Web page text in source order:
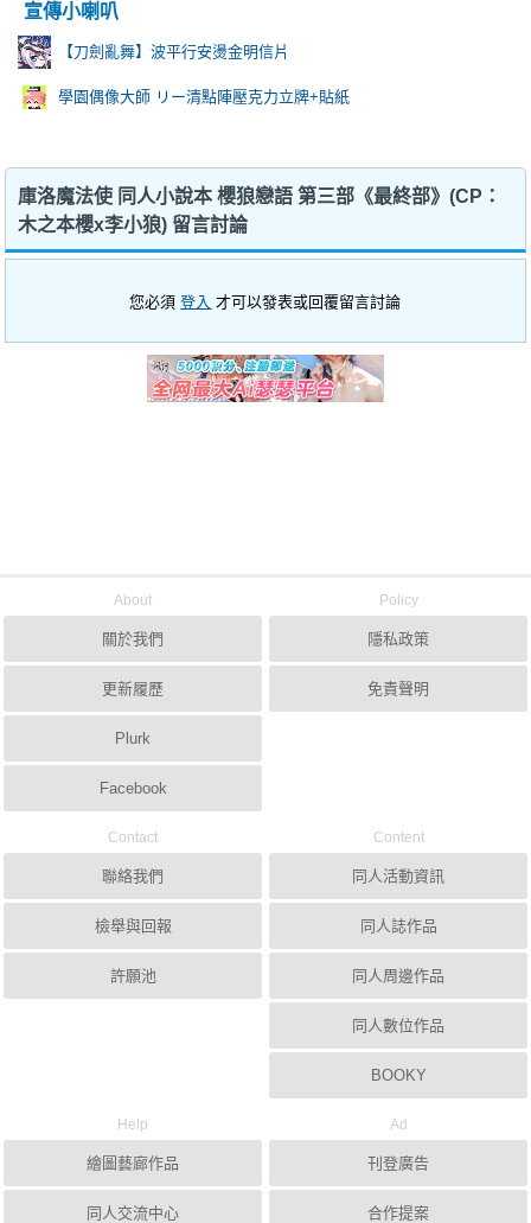
宣傳小喇叭
【刀劍亂舞】波平行安燙金明信片
學園偶像大師 リー清點陣壓克力立牌+貼紙
庫洛魔法使 同人小說本 櫻狼戀語 第三部《最終部》(CP：
木之本櫻x李小狼) 留言討論
您必須登入 才可以發表或回覆留言討論
About
關於我們
更新履歷
Plurk
Facebook
Policy
隱私政策
免責聲明
Contact
聯絡我們
檢舉與回報
許願池
Content
同人活動資訊
同人誌作品
同人周邊作品
同人數位作品
BOOKY
Help
繪圖藝廊作品
同人交流中心
Ad
刊登廣告
合作提案